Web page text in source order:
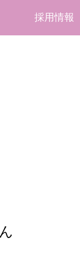
採用情報